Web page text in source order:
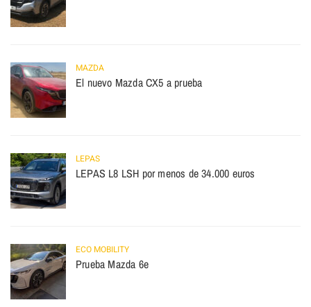
MAZDA
El nuevo Mazda CX5 a prueba
LEPAS
LEPAS L8 LSH por menos de 34.000 euros
ECO MOBILITY
Prueba Mazda 6e